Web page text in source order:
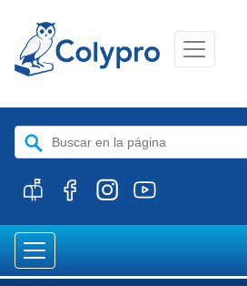
Buscar: